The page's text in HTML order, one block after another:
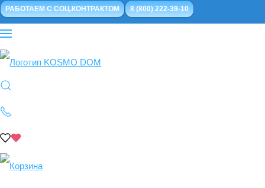
РАБОТАЕМ С СОЦ.КОНТРАКТОМ 8 (800) 222-39-10